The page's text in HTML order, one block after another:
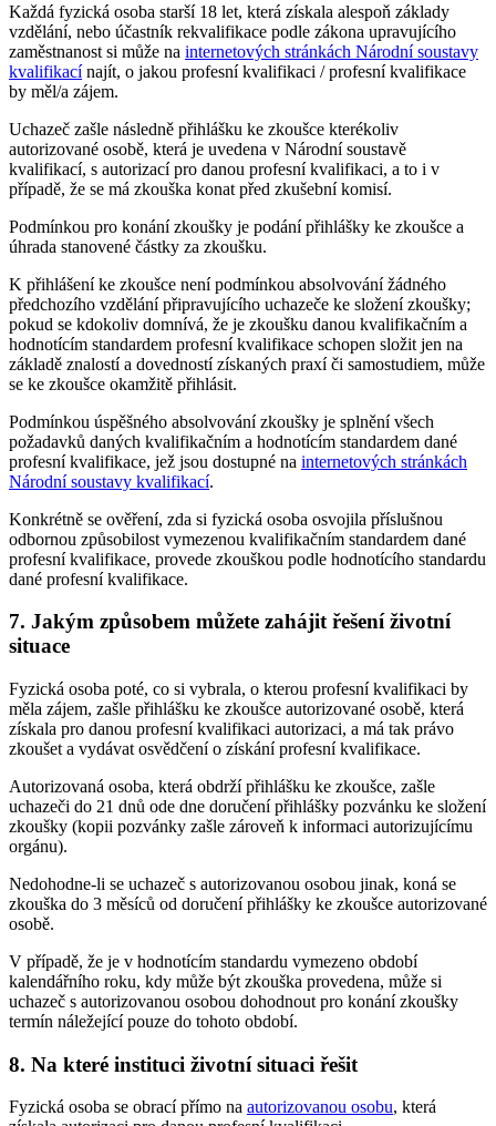
Každá fyzická osoba starší 18 let, která získala alespoň základy
vzdělání, nebo účastník rekvalifikace podle zákona upravujícího
zaměstnanost si může na internetových stránkách Národní soustavy
kvalifikacínajít, o jakou profesní kvalifikaci / profesní kvalifikace
by měl/a zájem.
Uchazeč zašle následně přihlášku ke zkoušce kterékoliv
autorizované osobě, která je uvedena v Národní soustavě
kvalifikací, s autorizací pro danou profesní kvalifikaci, a to i v
případě, že se má zkouška konat před zkušební komisí.
Podmínkou pro konání zkoušky je podání přihlášky ke zkoušce a
úhrada stanovené částky za zkoušku.
K přihlášení ke zkoušce není podmínkou absolvování žádného
předchozího vzdělání připravujícího uchazeče ke složení zkoušky;
pokud se kdokoliv domnívá, že je zkoušku danou kvalifikačním a
hodnotícím standardem profesní kvalifikace schopen složit jen na
základě znalostí a dovedností získaných praxí či samostudiem, může
se ke zkoušce okamžitě přihlásit.
Podmínkou úspěšného absolvování zkoušky je splnění všech
požadavků daných kvalifikačním a hodnotícím standardem dané
profesní kvalifikace, jež jsou dostupné na internetových stránkách
Národní soustavy kvalifikací.
Konkrétně se ověření, zda si fyzická osoba osvojila příslušnou
odbornou způsobilost vymezenou kvalifikačním standardem dané
profesní kvalifikace, provede zkouškou podle hodnotícího standardu
dané profesní kvalifikace.
7. Jakým způsobem můžete zahájit řešení životní
situace
Fyzická osoba poté, co si vybrala, o kterou profesní kvalifikaci by
měla zájem, zašle přihlášku ke zkoušce autorizované osobě, která
získala pro danou profesní kvalifikaci autorizaci, a má tak právo
zkoušet a vydávat osvědčení o získání profesní kvalifikace.
Autorizovaná osoba, která obdrží přihlášku ke zkoušce, zašle
uchazeči do 21 dnů ode dne doručení přihlášky pozvánku ke složení
zkoušky (kopii pozvánky zašle zároveň k informaci autorizujícímu
orgánu).
Nedohodne-li se uchazeč s autorizovanou osobou jinak, koná se
zkouška do 3 měsíců od doručení přihlášky ke zkoušce autorizované
osobě.
V případě, že je v hodnotícím standardu vymezeno období
kalendářního roku, kdy může být zkouška provedena, může si
uchazeč s autorizovanou osobou dohodnout pro konání zkoušky
termín náležející pouze do tohoto období.
8. Na které instituci životní situaci řešit
Fyzická osoba se obrací přímo na autorizovanou osobu, která